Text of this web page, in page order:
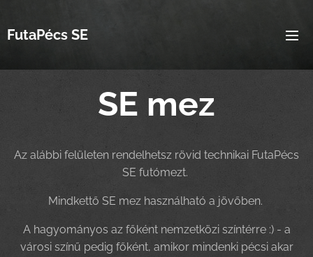
FutaPécs SE
SE mez
Az alábbi felületen rendelhetsz rövid technikai FutaPécs
SE futómezt.
Mindkettő SE mez használható a jövőben.
A hagyományos az főként nemzetközi színtérre :) - a
városi színű pedig főként, amikor mindenki pécsi akar